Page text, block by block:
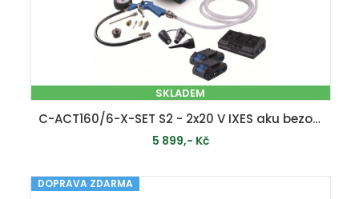
SKLADEM
C-ACT160/6-X-SET S2 - 2x20 V IXES aku bezolejový kompresor 6 l + 2x 2Ah baterie + duální nabíječka 2,4 A
5 899,- Kč
DOPRAVA ZDARMA